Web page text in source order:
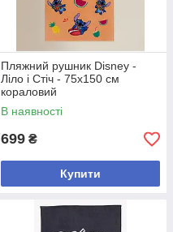
Пляжний рушник Disney -
Ліло і Стіч - 75х150 см
кораловий
В наявності
699 ₴
Купити